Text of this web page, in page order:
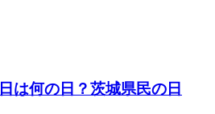
は何の日？茨城県民の日